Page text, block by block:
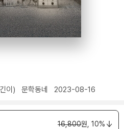
이) 문학동네 2023-08-16
16,800원, 10%